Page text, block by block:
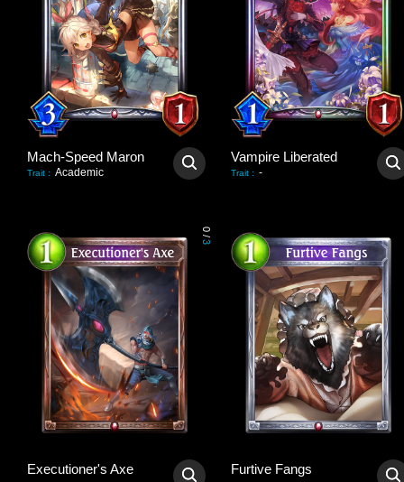
Mach-Speed Maron
Trait : Academic
Vampire Liberated
Trait : -
0
/
3
Executioner's Axe Furtive Fangs